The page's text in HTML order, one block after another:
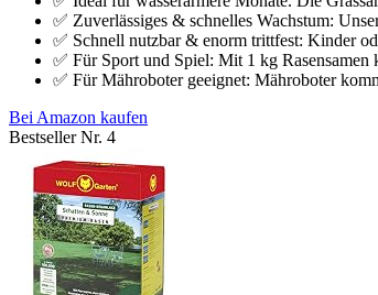
✅ Zuverlässiges & schnelles Wachstum:
✅ Schnell nutzbar & enorm trittfest: Kinder
✅ Für Sport und Spiel: Mit 1 kg Rasensamen
✅ Für Mähroboter geeignet: Mähroboter
Bei Amazon kaufen
Bestseller Nr. 4